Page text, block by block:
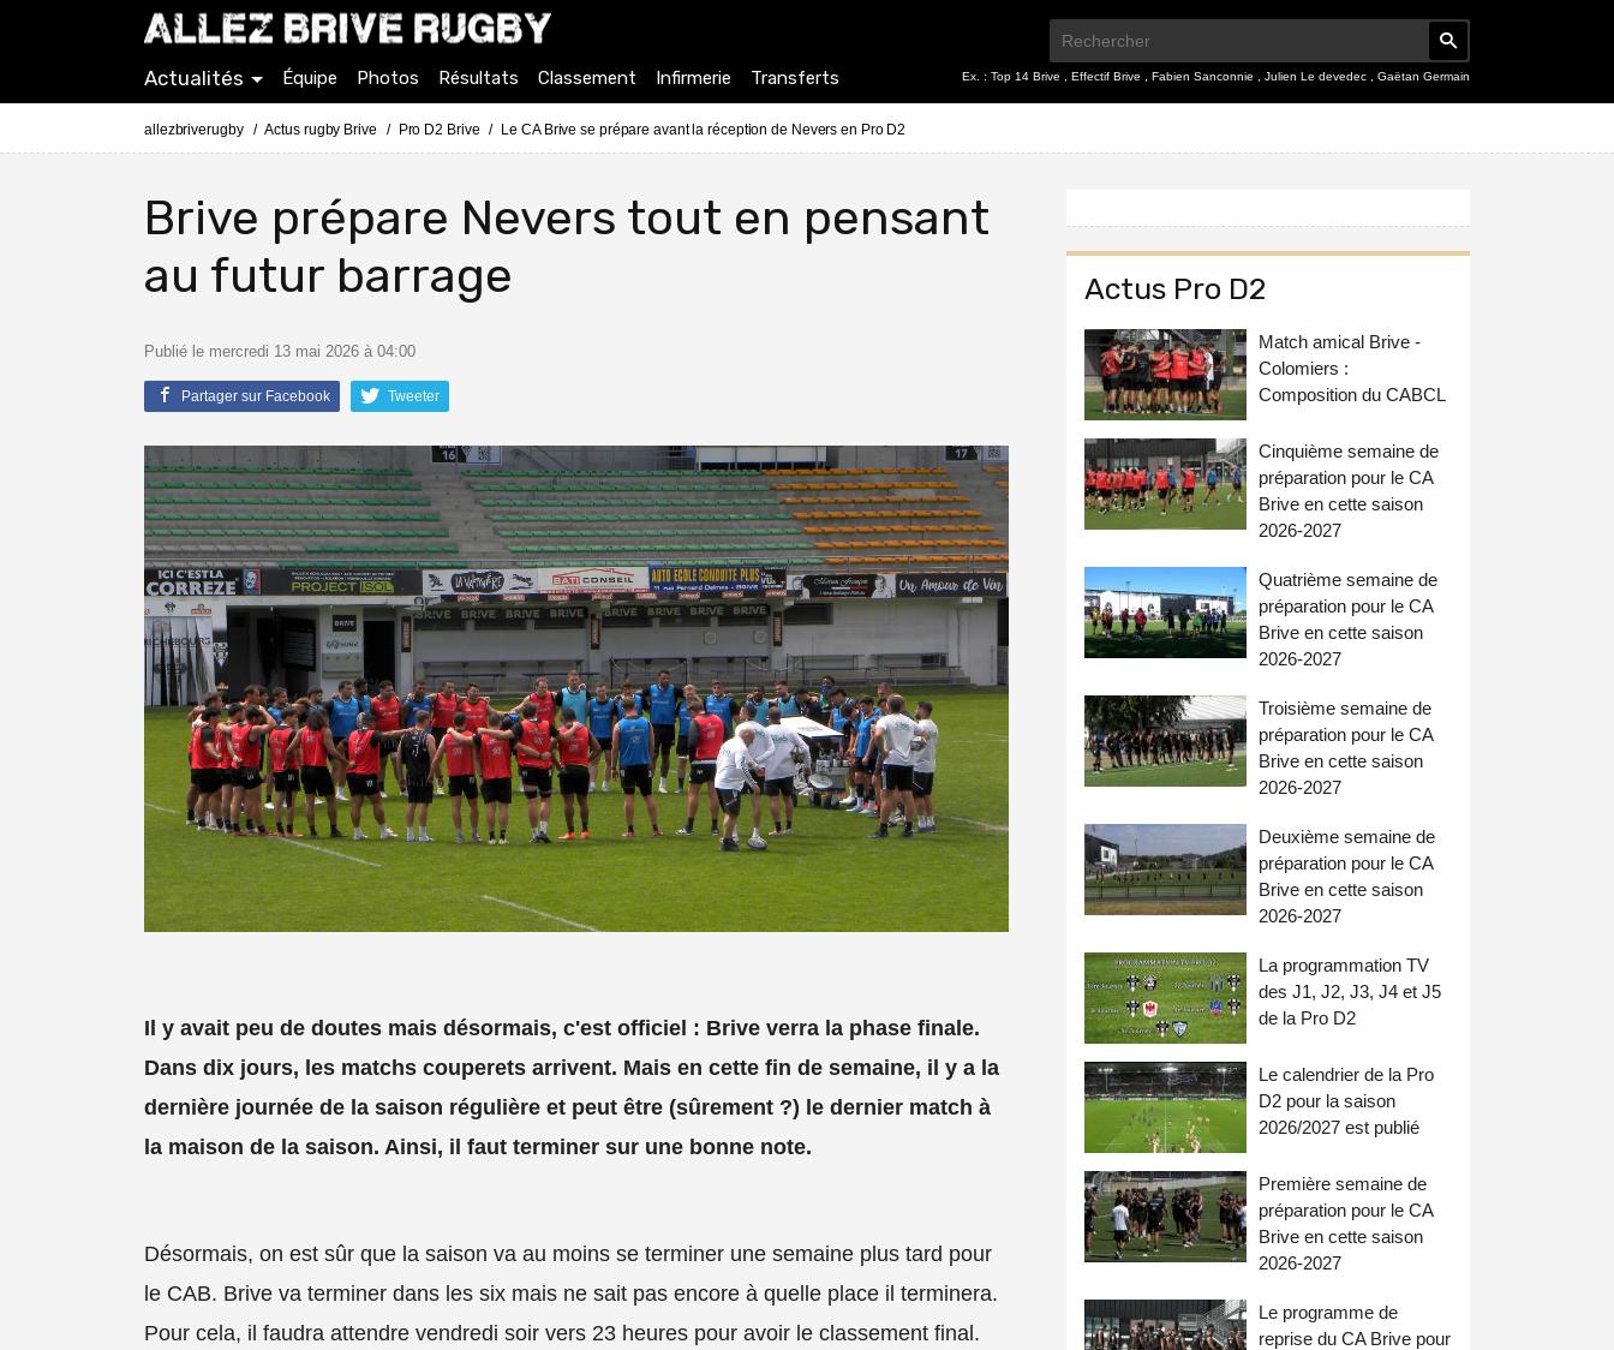
Ex. : Top 14 Brive Effectif Brive Fabien Sanconnie Julien Le devedec Gaëtan Germain
Actualités Équipe Photos Résultats Classement Infirmerie Transferts
allezbriverugby Actus rugby Brive Pro D2 Brive Le CA Brive se prépare avant la réception de Nevers en Pro D2
Brive prépare Nevers tout en pensant
au futur barrage
Publié le mercredi 13 mai 2026 à 04:00
Partager sur Facebook Tweeter
Il y avait peu de doutes mais désormais, c'est officiel : Brive verra la phase finale.
Dans dix jours, les matchs couperets arrivent. Mais en cette fin de semaine, il y a la
dernière journée de la saison régulière et peut être (sûrement ?) le dernier match à
la maison de la saison. Ainsi, il faut terminer sur une bonne note.
Désormais, on est sûr que la saison va au moins se terminer une semaine plus tard pour
le CAB. Brive va terminer dans les six mais ne sait pas encore à quelle place il terminera.
Pour cela, il faudra attendre vendredi soir vers 23 heures pour avoir le classement final.
Actus Pro D2
Match amical Brive -
Colomiers :
Composition du CABCL
Cinquième semaine de
préparation pour le CA
Brive en cette saison
2026-2027
Quatrième semaine de
préparation pour le CA
Brive en cette saison
2026-2027
Troisième semaine de
préparation pour le CA
Brive en cette saison
2026-2027
Deuxième semaine de
préparation pour le CA
Brive en cette saison
2026-2027
La programmation TV
des J1, J2, J3, J4 et J5
de la Pro D2
Le calendrier de la Pro
D2 pour la saison
2026/2027 est publié
Première semaine de
préparation pour le CA
Brive en cette saison
2026-2027
Le programme de
reprise du CA Brive pour